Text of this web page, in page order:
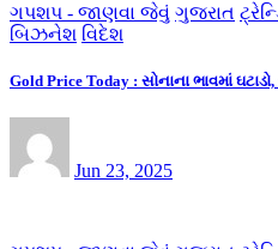
ગપશપ - જાણવા જેવું ગુજરાત
બિઝનેશ વિદેશ
Gold Price Today : સોનાના ભાવમાં
Jun 23, 2025